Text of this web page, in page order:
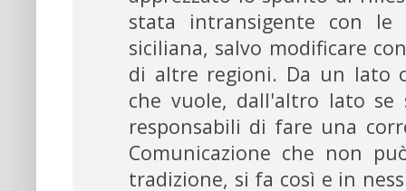
stata intransigente con le
siciliana, salvo modificare
di altre regioni. Da un lato
che vuole, dall'altro lato
responsabili di fare una
Comunicazione che non
tradizione, si fa così e in